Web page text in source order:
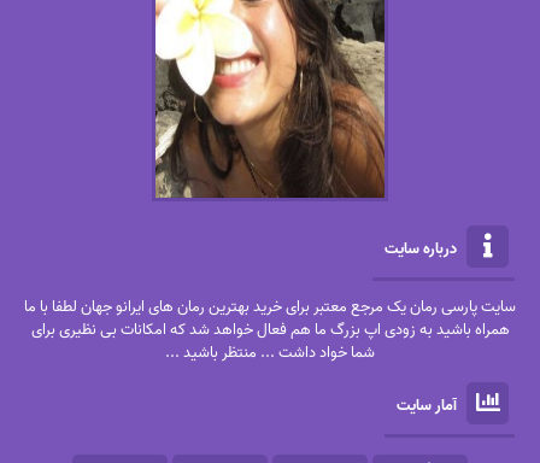
درباره سایت
سایت پارسی رمان یک مرجع معتبر برای خرید بهترین رمان های ایرانو جهان لطفا با ما
همراه باشید به زودی اپ بزرگ ما هم فعال خواهد شد که امکانات بی نظیری برای
شما خواد داشت ... منتظر باشید ...
آمار سایت